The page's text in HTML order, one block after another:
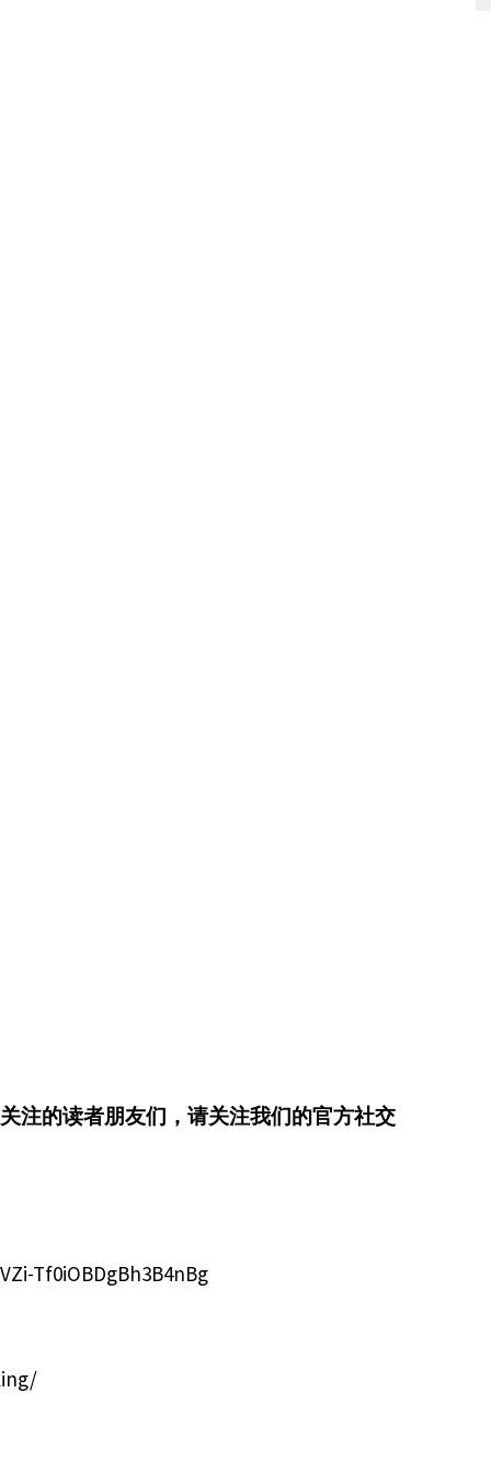
注的读者朋友们，请关注我们的官方社交
Tf0iOBDgBh3B4nBg